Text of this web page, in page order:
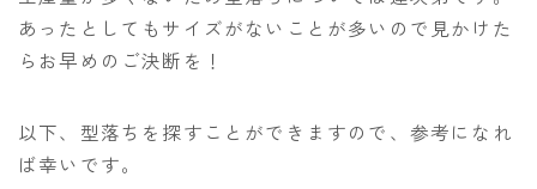
あったとしてもサイズがないことが多いので見かけた
らお早めのご決断を！
以下、型落ちを探すことができますので、参考になれ
ば幸いです。